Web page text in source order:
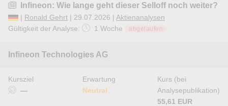
Infineon: Wie lange geht dieser Selloff noch weiter?
| Ronald Gehrt | 29.07.2026 | Aktienanalysen
Gültigkeit der Analyse:
1 Woche abgelaufen
Infineon Technologies AG
Kursziel
—
Erwartung
Neutral
Kurs (bei
Analysepublikation)
55,61 EUR